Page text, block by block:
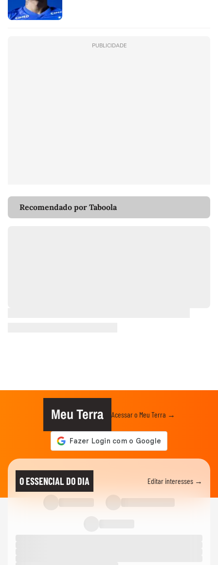
PUBLICIDADE
Recomendado por Taboola
Meu Terra Acessar o Meu Terra →
O ESSENCIAL DO DIA Editar interesses →